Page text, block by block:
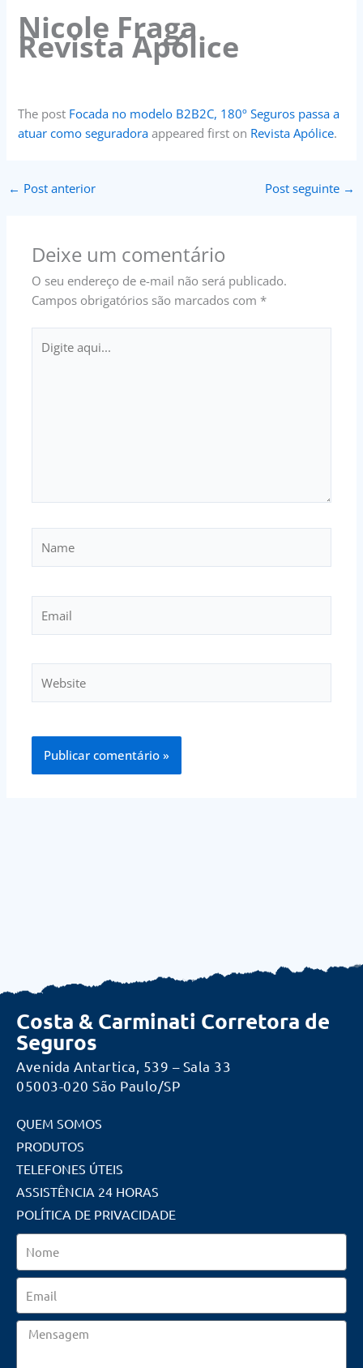
Nicole Fraga
Revista Apólice
The post Focada no modelo B2B2C, 180º Seguros passa a
atuar como seguradora appeared first on Revista Apólice.
← Post anterior Post seguinte →
Deixe um comentário
O seu endereço de e-mail não será publicado.
Campos obrigatórios são marcados com *
aqui...
Costa & Carminati Corretora de
Seguros
Avenida Antartica, 539 – Sala 33
05003-020 São Paulo/SP
QUEM SOMOS
PRODUTOS
TELEFONES ÚTEIS
ASSISTÊNCIA 24 HORAS
POLÍTICA DE PRIVACIDADE
Mensagem